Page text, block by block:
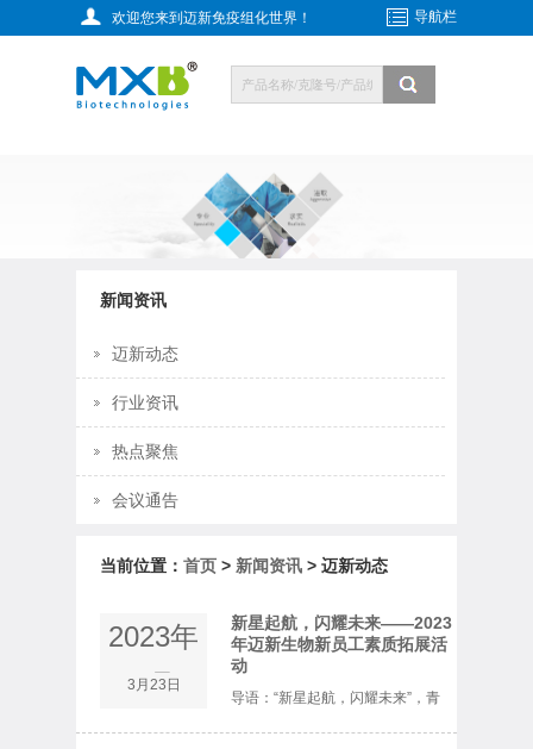
欢迎您来到迈新免疫组化世界！ 导航栏
新闻资讯
迈新动态
行业资讯
热点聚焦
会议通告
当前位置： 首页 > 新闻资讯 > 迈新动态
2023年
3月
3月23日
新星起航，闪耀未来——2023
年迈新生物新员工素质拓展活
动
导语：“新星起航，闪耀未来”，青